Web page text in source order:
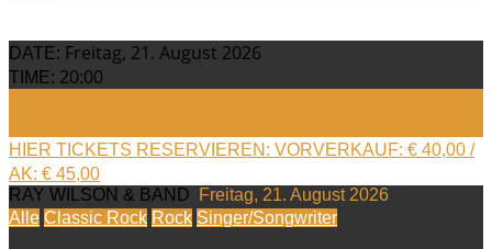
DATE: Freitag, 21. August 2026
TIME: 20:00
HIER TICKETS RESERVIEREN: VORVERKAUF: € 40,00 /
AK: € 45,00
RAY WILSON & BAND
Freitag, 21. August 2026
Alle Classic Rock Rock Singer/Songwriter